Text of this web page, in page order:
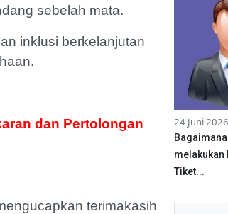
sebelah mata.
inklusi berkelanjutan
dan Pertolongan
terimakasih
24 Juni
melakukan
Tiket...